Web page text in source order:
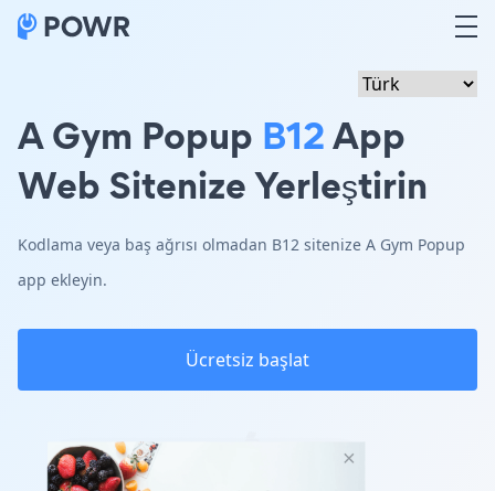
A Gym Popup B12App
Web Sitenize Yerleştirin
Kodlama veya baş ağrısı olmadan B12 sitenize A Gym Popup
app ekleyin.
Ücretsiz başlat